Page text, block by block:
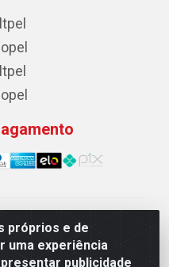
próprios e de
uma experiência
publicidade
LTDA - Rua
Rica, Cachoeiro de
200 - CNPJ